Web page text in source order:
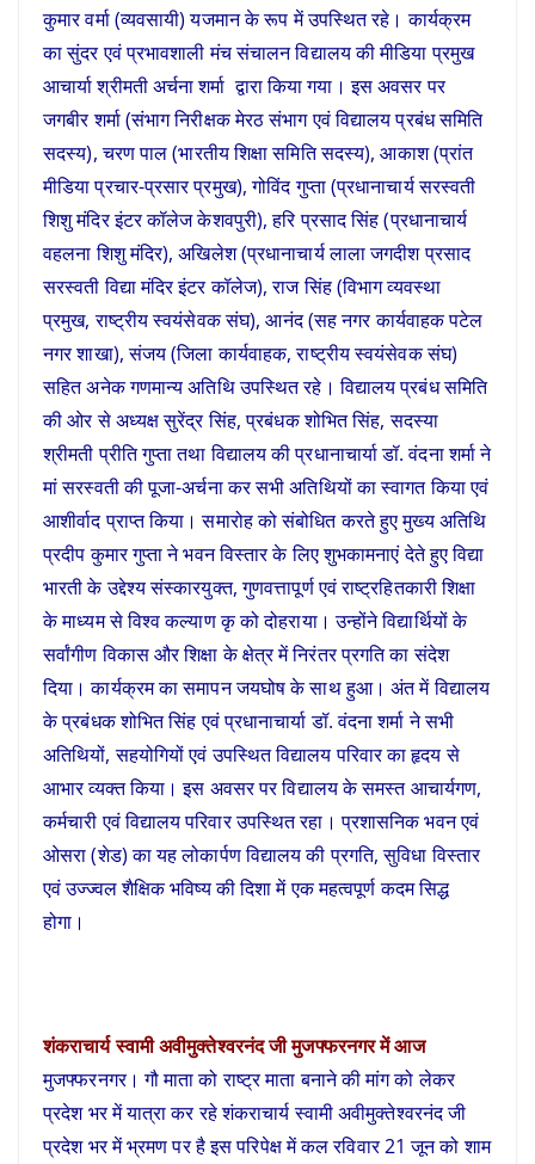
कुमार वर्मा (व्यवसायी) यजमान के रूप में उपस्थित रहे। कार्यक्रम
का सुंदर एवं प्रभावशाली मंच संचालन विद्यालय की मीडिया प्रमुख
आचार्या श्रीमती अर्चना शर्मा द्वारा किया गया। इस अवसर पर
जगबीर शर्मा (संभाग निरीक्षक मेरठ संभाग एवं विद्यालय प्रबंध समिति
सदस्य), चरण पाल (भारतीय शिक्षा समिति सदस्य), आकाश (प्रांत
मीडिया प्रचार-प्रसार प्रमुख), गोविंद गुप्ता (प्रधानाचार्य सरस्वती
शिशु मंदिर इंटर कॉलेज केशवपुरी), हरि प्रसाद सिंह (प्रधानाचार्य
वहलना शिशु मंदिर), अखिलेश (प्रधानाचार्य लाला जगदीश प्रसाद
सरस्वती विद्या मंदिर इंटर कॉलेज), राज सिंह (विभाग व्यवस्था
प्रमुख, राष्ट्रीय स्वयंसेवक संघ), आनंद (सह नगर कार्यवाहक पटेल
नगर शाखा), संजय (जिला कार्यवाहक, राष्ट्रीय स्वयंसेवक संघ)
सहित अनेक गणमान्य अतिथि उपस्थित रहे। विद्यालय प्रबंध समिति
की ओर से अध्यक्ष सुरेंद्र सिंह, प्रबंधक शोभित सिंह, सदस्या
श्रीमती प्रीति गुप्ता तथा विद्यालय की प्रधानाचार्या डॉ. वंदना शर्मा ने
मां सरस्वती की पूजा-अर्चना कर सभी अतिथियों का स्वागत किया एवं
आशीर्वाद प्राप्त किया। समारोह को संबोधित करते हुए मुख्य अतिथि
प्रदीप कुमार गुप्ता ने भवन विस्तार के लिए शुभकामनाएं देते हुए विद्या
भारती के उद्देश्य संस्कारयुक्त, गुणवत्तापूर्ण एवं राष्ट्रहितकारी शिक्षा
के माध्यम से विश्व कल्याण कृ को दोहराया। उन्होंने विद्यार्थियों के
सर्वांगीण विकास और शिक्षा के क्षेत्र में निरंतर प्रगति का संदेश
दिया। कार्यक्रम का समापन जयघोष के साथ हुआ। अंत में विद्यालय
के प्रबंधक शोभित सिंह एवं प्रधानाचार्या डॉ. वंदना शर्मा ने सभी
अतिथियों, सहयोगियों एवं उपस्थित विद्यालय परिवार का हृदय से
आभार व्यक्त किया। इस अवसर पर विद्यालय के समस्त आचार्यगण,
कर्मचारी एवं विद्यालय परिवार उपस्थित रहा। प्रशासनिक भवन एवं
ओसरा (शेड) का यह लोकार्पण विद्यालय की प्रगति, सुविधा विस्तार
एवं उज्ज्वल शैक्षिक भविष्य की दिशा में एक महत्वपूर्ण कदम सिद्ध
होगा।
शंकराचार्य स्वामी अवीमुक्तेश्वरनंद जी मुजफ्फरनगर में आज
मुजफ्फरनगर। गौ माता को राष्ट्र माता बनाने की मांग को लेकर
प्रदेश भर में यात्रा कर रहे शंकराचार्य स्वामी अवीमुक्तेश्वरनंद जी
प्रदेश भर में भ्रमण पर है इस परिपेक्ष में कल रविवार 21 जून को शाम